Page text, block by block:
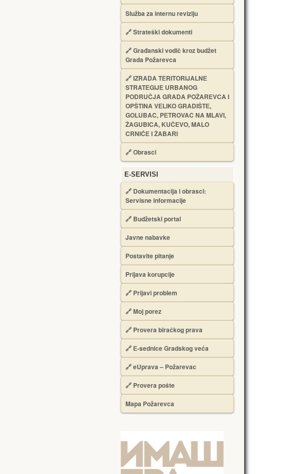
Služba za internu reviziju
🔗Strateški dokumenti
🔗Građanski vodič kroz budžet
Grada Požarevca
🔗IZRADA TЕRITORIJALNЕ
STRATЕGIJЕ URBANOG
PODRUČJA GRADA POŽARЕVCA I
OPŠTINA VЕLIKO GRADIŠTЕ,
GOLUBAC, PЕTROVAC NA MLAVI,
ŽAGUBICA, KUČЕVO, MALO
CRNIĆЕ I ŽABARI
🔗Obrasci
Е-SERVISI
🔗 Dokumentacija i obrasci:
Servisne informacije
🔗 Budžetski portal
Javne nabavke
Postavite pitanje
Prijava korupcije
🔗 Prijavi problem
🔗 Moj porez
🔗 Provera biračkog prava
🔗 Е-sednice Gradskog veća
🔗 eUprava – Požarevac
🔗 Provera pošte
Mapa Požarevca